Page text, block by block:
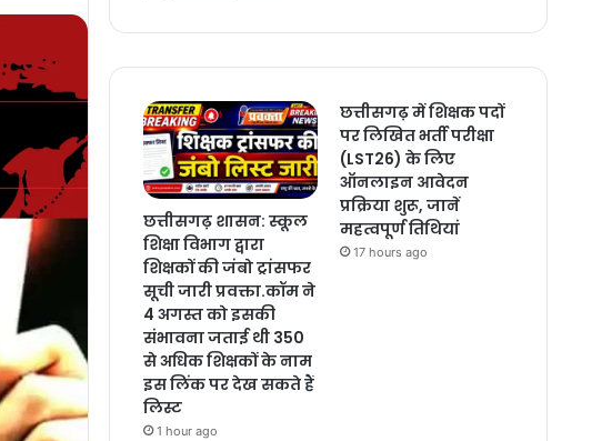
छत्तीसगढ़ शासन: स्कूल
शिक्षा विभाग द्वारा
शिक्षकों की जंबो ट्रांसफर
सूची जारी प्रवक्ता.कॉम ने
4 अगस्त को इसकी
संभावना जताई थी 350
से अधिक शिक्षकों के नाम
इस लिंक पर देख सकते हैं
लिस्ट
1 hour ago
छत्तीसगढ़ में शिक्षक पदों
पर लिखित भर्ती परीक्षा
(LST26) के लिए
ऑनलाइन आवेदन
प्रक्रिया शुरू, जानें
महत्वपूर्ण तिथियां
17 hours ago